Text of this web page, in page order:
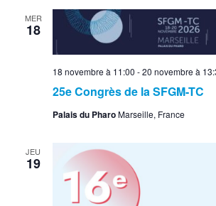
MER
18
25e Congrès de la SFGM-TC
18 novembre à 11:00 -20 novembre à
Palais du PharoMarseille, France
JEU
19